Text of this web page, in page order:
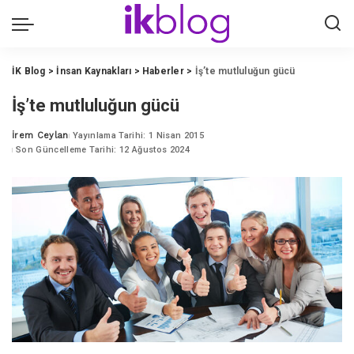
İK Blog > İnsan Kaynakları > Haberler> İş’te mutluluğun gücü
İş’te mutluluğun gücü
Posted
by
İrem Ceylan Yayınlama Tarihi: 1 Nisan 2015
Son Güncelleme Tarihi: 12 Ağustos 2024